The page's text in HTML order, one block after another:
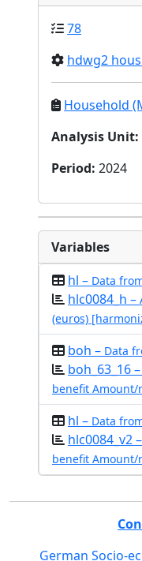
78
hdwg2
Household
Analysis Unit:
Period: 2024
Variables
hl – Data
hlc0084_h –
(euros)
boh – Data
boh_63_16 –
benefit Amount/
hl – Data
hlc0084_v2 –
benefit Amount/
German Socio-